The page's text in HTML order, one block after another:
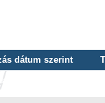
dátum szerint